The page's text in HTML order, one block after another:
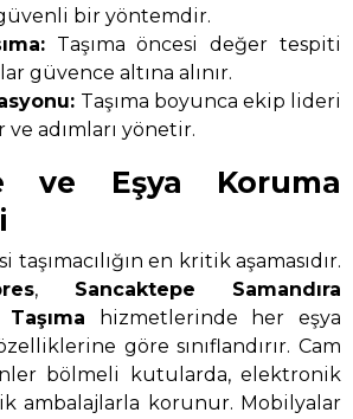
güvenli bir yöntemdir.
Taşıma öncesi değer tespiti
güvence altına alınır.
Taşıma boyunca ekip lideri
adımları yönetir.
ve Eşya Koruma
en kritik aşamasıdır.
, Sancaktepe Samandıra
hizmetlerinde her eşya
göre sınıflandırır. Cam
bölmeli kutularda, elektronik
ambalajlarla korunur. Mobilyalar